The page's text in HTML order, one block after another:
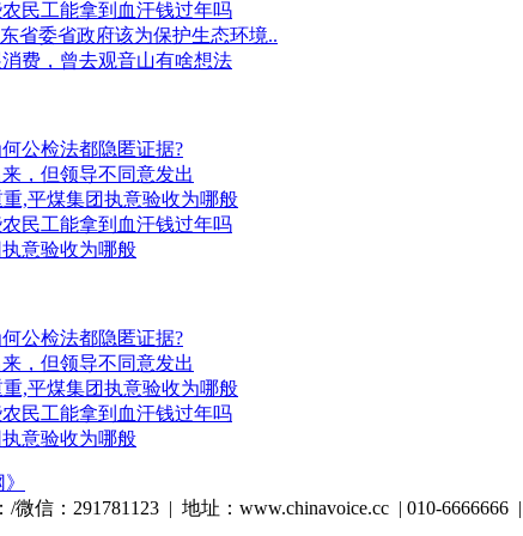
民工能拿到血汗钱过年吗
省委省政府该为保护生态环境..
费，曾去观音山有啥想法
公检法都隐匿证据?
，但领导不同意发出
,平煤集团执意验收为哪般
民工能拿到血汗钱过年吗
意验收为哪般
公检法都隐匿证据?
，但领导不同意发出
,平煤集团执意验收为哪般
民工能拿到血汗钱过年吗
意验收为哪般
微信：291781123 | 地址：www.chinavoice.cc | 010-6666666 |